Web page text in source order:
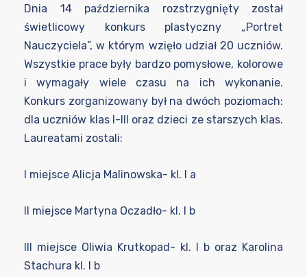
Dnia 14 października rozstrzygnięty został
świetlicowy konkurs plastyczny „Portret
Nauczyciela”, w którym wzięło udział 20 uczniów.
Wszystkie prace były bardzo pomysłowe, kolorowe
i wymagały wiele czasu na ich wykonanie.
Konkurs zorganizowany był na dwóch poziomach:
dla uczniów klas I-III oraz dzieci ze starszych klas.
Laureatami zostali:
I miejsce Alicja Malinowska- kl. I a
II miejsce Martyna Oczadło- kl. I b
III miejsce Oliwia Krutkopad- kl. I b oraz Karolina
Stachura kl. I b